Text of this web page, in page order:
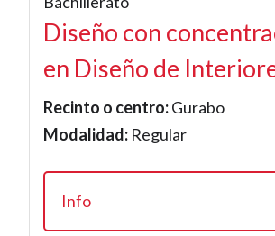
Diseño con
en Diseño de
Recinto o centro:Gurabo
Modalidad: Regular
Info